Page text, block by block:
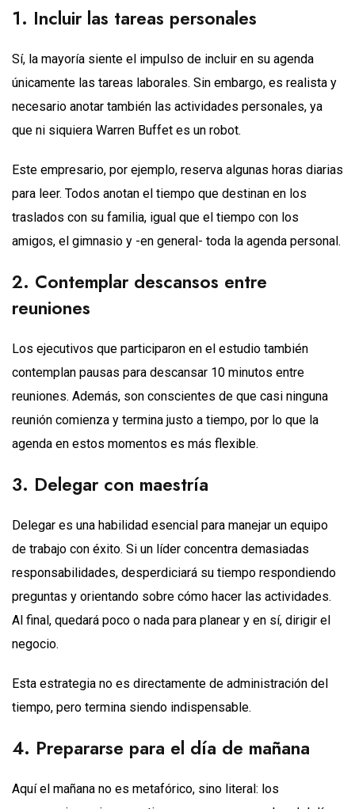
1. Incluir las tareas personales
Sí, la mayoría siente el impulso de incluir en su agenda
únicamente las tareas laborales. Sin embargo, es realista y
necesario anotar también las actividades personales, ya
que ni siquiera Warren Buffet es un robot.
Este empresario, por ejemplo, reserva algunas horas diarias
para leer. Todos anotan el tiempo que destinan en los
traslados con su familia, igual que el tiempo con los
amigos, el gimnasio y -en general- toda la agenda personal.
2. Contemplar descansos entre
reuniones
Los ejecutivos que participaron en el estudio también
contemplan pausas para descansar 10 minutos entre
reuniones. Además, son conscientes de que casi ninguna
reunión comienza y termina justo a tiempo, por lo que la
agenda en estos momentos es más flexible.
3. Delegar con maestría
Delegar es una habilidad esencial para manejar un equipo
de trabajo con éxito. Si un líder concentra demasiadas
responsabilidades, desperdiciará su tiempo respondiendo
preguntas y orientando sobre cómo hacer las actividades.
Al final, quedará poco o nada para planear y en sí, dirigir el
negocio.
Esta estrategia no es directamente de administración del
tiempo, pero termina siendo indispensable.
4. Prepararse para el día de mañana
Aquí el mañana no es metafórico, sino literal: los